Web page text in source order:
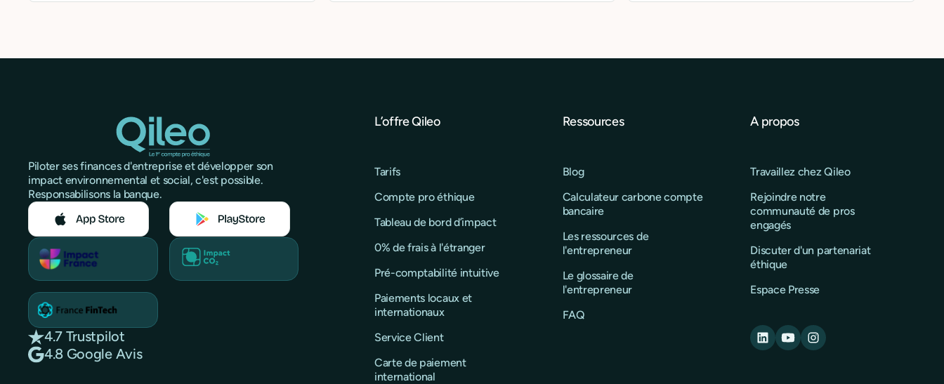
Piloter ses finances d'entreprise et développer son
impact environnemental et social, c'est possible.
Responsabilisons la banque.
4.7 Trustpilot
4.8 Google Avis
L’offre Qileo
Tarifs
Compte pro éthique
Tableau de bord d’impact
0% de frais à l'étranger
Pré-comptabilité intuitive
Paiements locaux et
internationaux
Service Client
Carte de paiement
international
Ressources
Blog
Calculateur carbone compte
bancaire
Les ressources de
l'entrepreneur
Le glossaire de
l'entrepreneur
FAQ
A propos
Travaillez chez Qileo
Rejoindre notre
communauté de pros
engagés
Discuter d'un partenariat
éthique
Espace Presse